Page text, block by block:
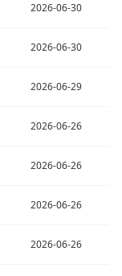
2026-06-30
2026-06-30
2026-06-29
2026-06-26
2026-06-26
2026-06-26
2026-06-26